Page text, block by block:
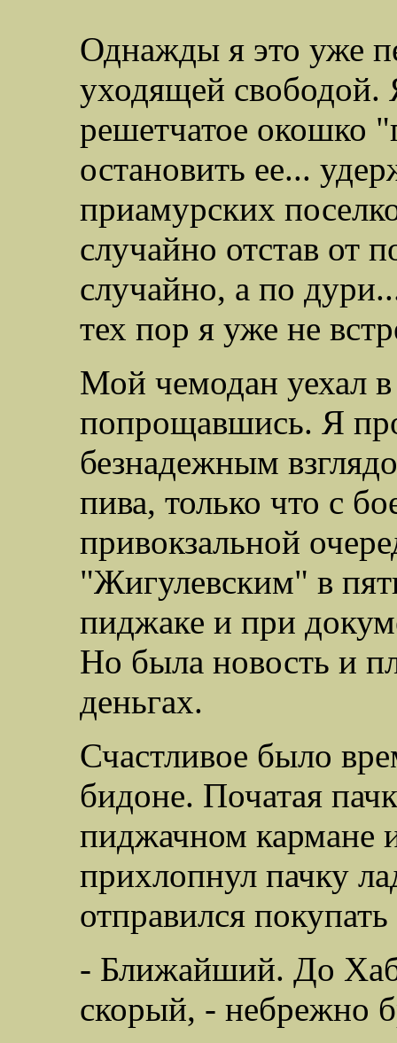
Однажды я это уже
уходящей свободой.
решетчатое окошко
остановить ее...
приамурских
случайно отстав от
случайно, а по
тех пор я уже не
Мой чемодан уехал
попрощавшись. Я
безнадежным
пива, только что с
привокзальной
"Жигулевским" в
пиджаке и при
Но была новость и
деньгах.
Счастливое было
бидоне. Початая
пиджачном кармане
прихлопнул пачку
отправился покупать
- Ближайший. До
скорый, - небрежно